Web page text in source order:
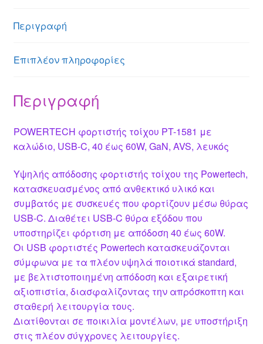
n
g
er p
Περιγραφή
Επιπλέον πληροφορίες
Περιγραφή
POWERTECH φορτιστής τοίχου PT-1581 με
καλώδιο, USB-C, 40 έως 60W, GaN, AVS, λευκός
Υψηλής απόδοσης φορτιστής τοίχου της Powertech,
κατασκευασμένος από ανθεκτικό υλικό και
συμβατός με συσκευές που φορτίζουν μέσω θύρας
USB-C. Διαθέτει USB-C θύρα εξόδου που
υποστηρίζει φόρτιση με απόδοση 40 έως 60W.
Οι USB φορτιστές Powertech κατασκευάζονται
σύμφωνα με τα πλέον υψηλά ποιοτικά standard,
με βελτιστοποιημένη απόδοση και εξαιρετική
αξιοπιστία, διασφαλίζοντας την απρόσκοπτη και
σταθερή λειτουργία τους.
Διατίθονται σε ποικιλία μοντέλων, με υποστήριξη
στις πλέον σύγχρονες λειτουργίες.